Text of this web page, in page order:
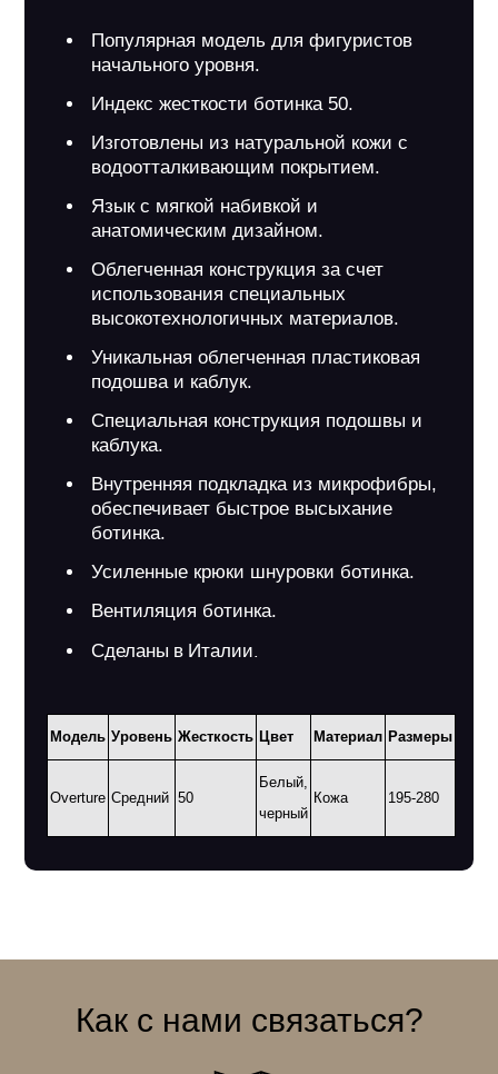
Популярная модель для фигуристов
начального уровня.
Индекс жесткости ботинка 50.
Изготовлены из натуральной кожи с
водоотталкивающим покрытием.
Язык с мягкой набивкой и
анатомическим дизайном.
Облегченная конструкция за счет
использования специальных
высокотехнологичных материалов.
Уникальная облегченная пластиковая
подошва и каблук.
Специальная конструкция подошвы и
каблука.
Внутренняя подкладка из микрофибры,
обеспечивает быстрое высыхание
ботинка.
Усиленные крюки шнуровки ботинка.
Вентиляция ботинка.
Сделаны в Италии.
Модель Уровень Жесткость Цвет Материал Размеры
Overture Средний 50
Белый,
черный
Кожа 195-280
Как с нами связаться?